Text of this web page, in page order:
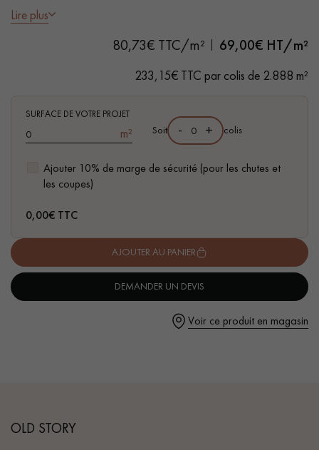
pas dans le choix et la pose de votre parquet.
Un expert Décoplus Parquets vous appelle
Demandez un rendez-vous personnalisé
- Lames largeur XL 19 cm
- Aspect bois brut - Vernis Invisible mat
aubiers
Lire plus
80,73€ TTC/m² 69,00€ HT/m²
233,15€ TTC par colis de 2.888 m²
SURFACE DE VOTRE PROJET
m²
Ajouter 10% de marge de sécurité (pour les chutes et
les coupes)
Soit - + colis
0,00€ TTC
AJOUTER AU PANIER
DEMANDER UN DEVIS
Voir ce produit en magasin
OLD STORY